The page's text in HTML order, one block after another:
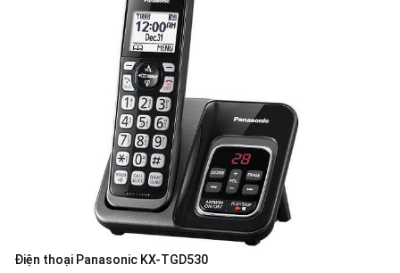
Điện thoại Panasonic KX-TGD530